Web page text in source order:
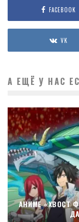
FACEBOOK
VK
А ЕЩЁ У НАС
АНИМЕ «ХВОСТ